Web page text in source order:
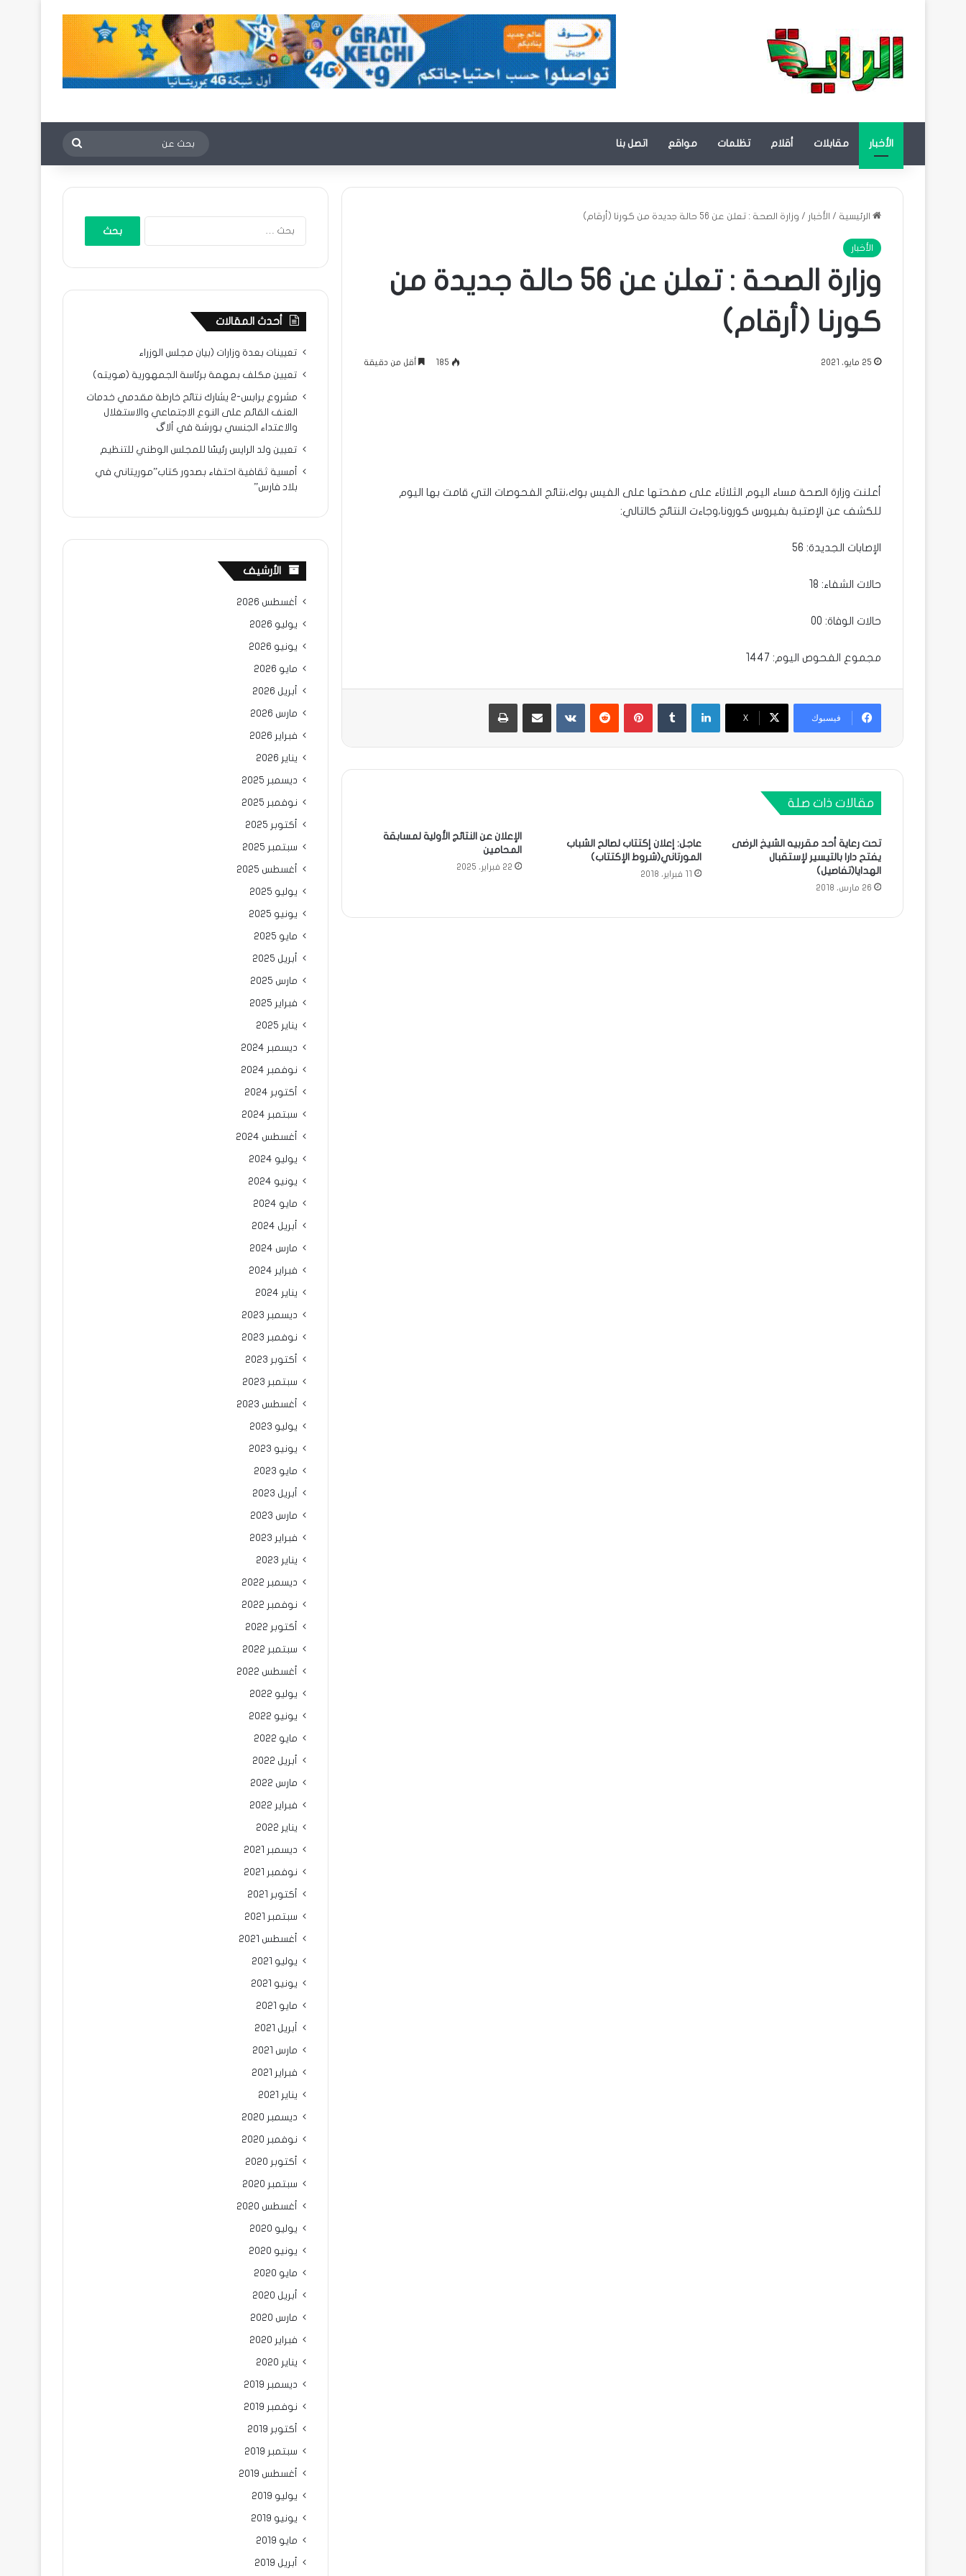
الأخبار مقابلات أقلام تظلمات مواقع اتصل بنا بحث
عن
الرئيسية / الأخبار / وزارة الصحة : تعلن عن 56 حالة جديدة من كورنا (أرقام)
الأخبار
وزارة الصحة : تعلن عن 56 حالة جديدة من
كورنا (أرقام)
25 مايو، 2021 185 أقل من دقيقة
أعلنت وزارة الصحة مساء اليوم الثلاثاء على صفحتها على الفيس بوك،نتائج الفحوصات التي قامت بها اليوم
للكشف عن الإصتبة بفيروس كورونا،وجاءت النتائج كالتالي:
الإصابات الجديدة: 56
حالات الشفاء: 18
حالات الوفاة: 00
مجموع الفحوص اليوم: 1447
فيسبوك X
لينكدإن بينتيريست مشاركة عبر البريد طباعة
مقالات ذات صلة
تحت رعاية أحد مقربيه الشيخ الرضى
يفتح دارا بالتيسير لإستقبال
الهدايا(تفاصيل)
26 مارس، 2018
عاجل: إعلان إكتتاب لصالح الشباب
المورتاني(شروط الإكتتاب)
11 فبراير، 2018
الإعلان عن النتائج الأولية لمسابقة
المحامين
22 فبراير، 2025
أحدث المقالات
تعيينات بعدة وزارات (بيان مجلس الوزراء
تعيين مكلف بمهمة برئاسة الجمهورية (هويته)
مشروع برابس-2 يشارك نتائح خارطة مقدمي خدمات
العنف القائم على النوع الاجتماعي والاستغلال
والاعتداء الجنسي بورشة في ألاگ
تعيين ولد الرايس رئيسًا للمجلس الوطني للتنظيم
أمسية ثقافية احتفاء بصدور كتاب”موريتاني في
بلاد فارس”
الأرشيف
أغسطس 2026
يوليو 2026
يونيو 2026
مايو 2026
أبريل 2026
مارس 2026
فبراير 2026
يناير 2026
ديسمبر 2025
نوفمبر 2025
أكتوبر 2025
سبتمبر 2025
أغسطس 2025
يوليو 2025
يونيو 2025
مايو 2025
أبريل 2025
مارس 2025
فبراير 2025
يناير 2025
ديسمبر 2024
نوفمبر 2024
أكتوبر 2024
سبتمبر 2024
أغسطس 2024
يوليو 2024
يونيو 2024
مايو 2024
أبريل 2024
مارس 2024
فبراير 2024
يناير 2024
ديسمبر 2023
نوفمبر 2023
أكتوبر 2023
سبتمبر 2023
أغسطس 2023
يوليو 2023
يونيو 2023
مايو 2023
أبريل 2023
مارس 2023
فبراير 2023
يناير 2023
ديسمبر 2022
نوفمبر 2022
أكتوبر 2022
سبتمبر 2022
أغسطس 2022
يوليو 2022
يونيو 2022
مايو 2022
أبريل 2022
مارس 2022
فبراير 2022
يناير 2022
ديسمبر 2021
نوفمبر 2021
أكتوبر 2021
سبتمبر 2021
أغسطس 2021
يوليو 2021
يونيو 2021
مايو 2021
أبريل 2021
مارس 2021
فبراير 2021
يناير 2021
ديسمبر 2020
نوفمبر 2020
أكتوبر 2020
سبتمبر 2020
أغسطس 2020
يوليو 2020
يونيو 2020
مايو 2020
أبريل 2020
مارس 2020
فبراير 2020
يناير 2020
ديسمبر 2019
نوفمبر 2019
أكتوبر 2019
سبتمبر 2019
أغسطس 2019
يوليو 2019
يونيو 2019
مايو 2019
أبريل 2019